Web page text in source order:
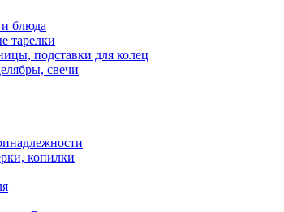
блюда
тарелки
подставки для колец
свечи
копилки